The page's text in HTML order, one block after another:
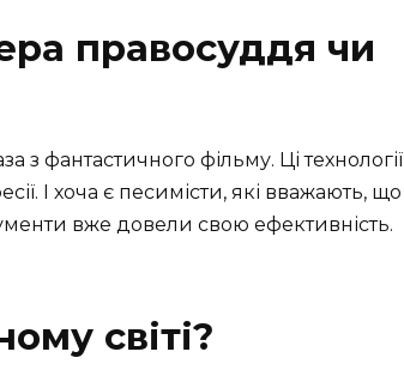
правосуддя чи
фантастичного фільму. Ці технології
І хоча є песимісти, які вважають, що
вже довели свою ефективність.
світі?